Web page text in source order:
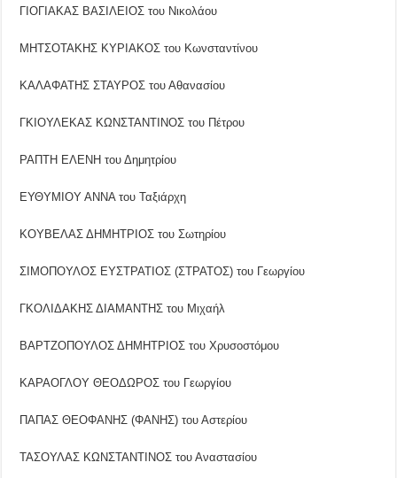
ΓΙΟΓΙΑΚΑΣ ΒΑΣΙΛΕΙΟΣ του Νικολάου
ΜΗΤΣΟΤΑΚΗΣ ΚΥΡΙΑΚΟΣ του Κωνσταντίνου
ΚΑΛΑΦΑΤΗΣ ΣΤΑΥΡΟΣ του Αθανασίου
ΓΚΙΟΥΛΕΚΑΣ ΚΩΝΣΤΑΝΤΙΝΟΣ του Πέτρου
ΡΑΠΤΗ ΕΛΕΝΗ του Δημητρίου
ΕΥΘΥΜΙΟΥ ΑΝΝΑ του Ταξιάρχη
ΚΟΥΒΕΛΑΣ ΔΗΜΗΤΡΙΟΣ του Σωτηρίου
ΣΙΜΟΠΟΥΛΟΣ ΕΥΣΤΡΑΤΙΟΣ (ΣΤΡΑΤΟΣ) του Γεωργίου
ΓΚΟΛΙΔΑΚΗΣ ΔΙΑΜΑΝΤΗΣ του Μιχαήλ
ΒΑΡΤΖΟΠΟΥΛΟΣ ΔΗΜΗΤΡΙΟΣ του Χρυσοστόμου
ΚΑΡΑΟΓΛΟΥ ΘΕΟΔΩΡΟΣ του Γεωργίου
ΠΑΠΑΣ ΘΕΟΦΑΝΗΣ (ΦΑΝΗΣ) του Αστερίου
ΤΑΣΟΥΛΑΣ ΚΩΝΣΤΑΝΤΙΝΟΣ του Αναστασίου